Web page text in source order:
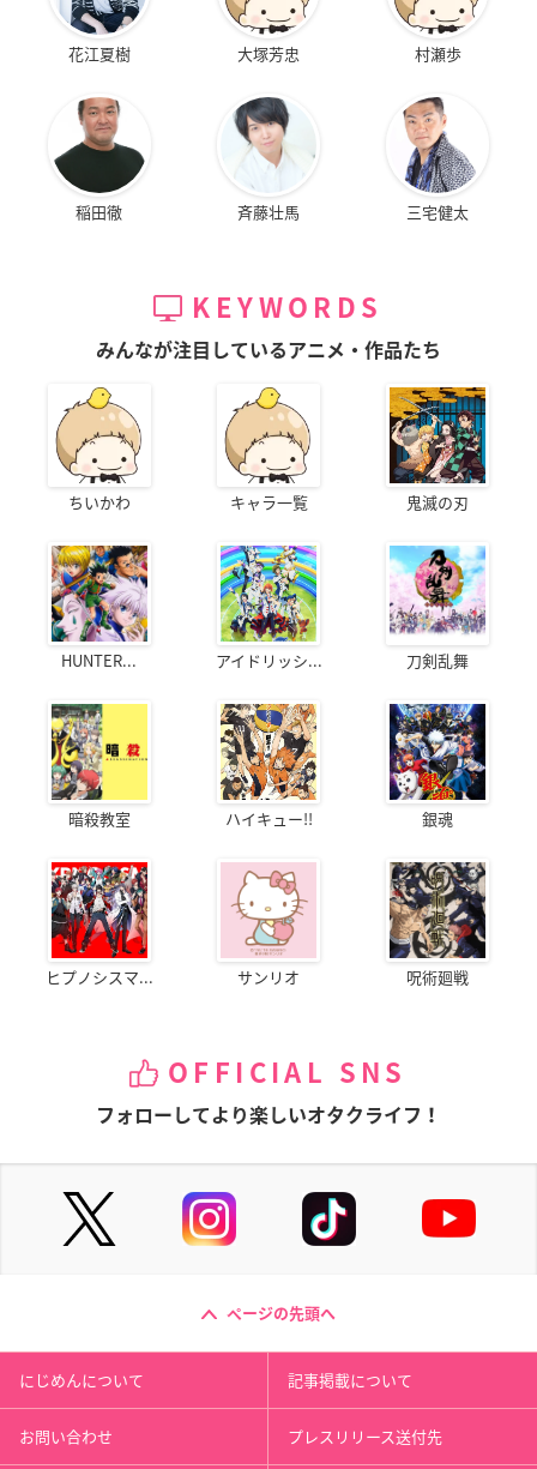
花江夏樹 大塚芳忠 村瀬歩
稲田徹 斉藤壮馬 三宅健太
KEYWORDS
みんなが注目しているアニメ・作品たち
ちいかわ キャラ一覧 鬼滅の刃
HUNTER... アイドリッシ... 刀剣乱舞
暗殺教室 ハイキュー!! 銀魂
ヒプノシスマ... サンリオ 呪術廻戦
OFFICIAL SNS
フォローしてより楽しいオタクライフ！
ページの先頭へ
にじめんについて 記事掲載について
お問い合わせ プレスリリース送付先